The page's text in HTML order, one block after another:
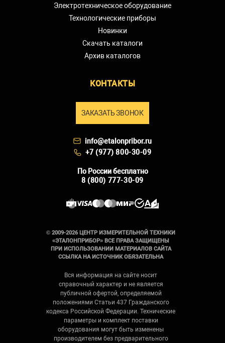
Электротехническое оборудование
Технологические приборы
Новинки
Скачать каталоги
Архив каталогов
КОНТАКТЫ
ЗАКАЗАТЬ ЗВОНОК
info@etalonpribor.ru
+7 (977) 800-30-09
По России бесплатно
8 (800) 777-30-09
© 2009-2026 ЦЕНТР ИЗМЕРИТЕЛЬНОЙ ТЕХНИКИ
«ЭТАЛОНПРИБОР» ВСЕ ПРАВА ЗАЩИЩЕНЫ
ПРИ ИСПОЛЬЗОВАНИИ МАТЕРИАЛОВ САЙТА
ССЫЛКА НА ИСТОЧНИК ОБЯЗАТЕЛЬНА
Вся информация на сайте носит
справочный характер и не является
публичной офертой, определяемой
положениями Статьи 437 Гражданского
кодекса Российской Федерации. Технические
параметры и комплект поставки
оборудования могут быть изменены
производителем без предварительного